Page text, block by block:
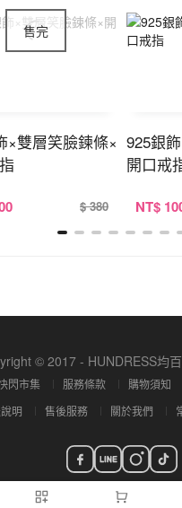
×雙層笑臉鍊條×
$ 380
925銀
開口戒
NT$
© 2017 - HUNDRESS均
閃市集 服務條款 購物須知
明
售後服務 關於我們